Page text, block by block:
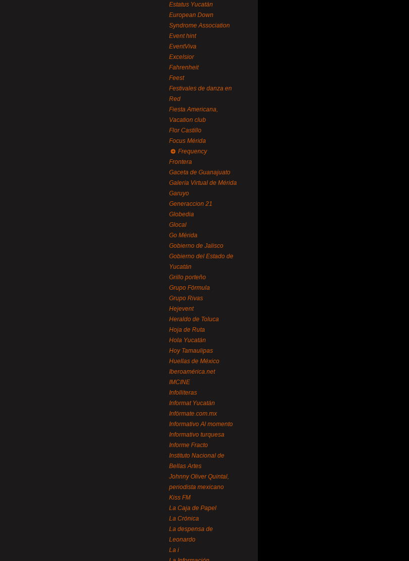
Estatus Yucatán
European Down
Syndrome Association
Event hint
EventViva
Excelsior
Fahrenheit
Feest
Festivales de danza en
Red
Fiesta Americana,
Vacation club
Flor Castillo
Focus Mérida
Frequency
Frontera
Gaceta de Guanajuato
Galería Virtual de Mérida
Garuyo
Generaccion 21
Globedia
Glocal
Go Mérida
Gobierno de Jalisco
Gobierno del Estado de
Yucatán
Grillo porteño
Grupo Fórmula
Grupo Rivas
Hejevent
Heraldo de Toluca
Hoja de Ruta
Hola Yucatán
Hoy Tamaulipas
Huellas de México
Iberoamérica.net
IMCINE
Infolliteras
Informat Yucatán
Infórmate.com.mx
Informativo Al momento
Informativo turquesa
Informe Fracto
Instituto Nacional de
Bellas Artes
Johnny Oliver Quintal,
periodista mexicano
Kiss FM
La Caja de Papel
La Crónica
La despensa de
Leonardo
La i